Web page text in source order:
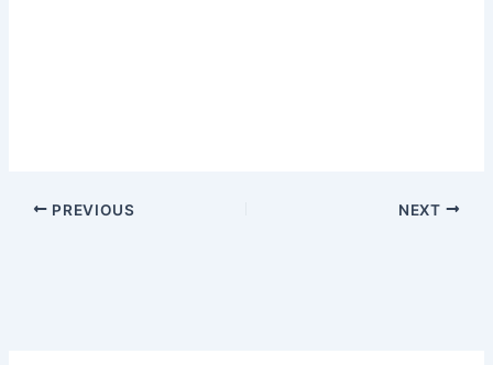
PREVIOUS NEXT